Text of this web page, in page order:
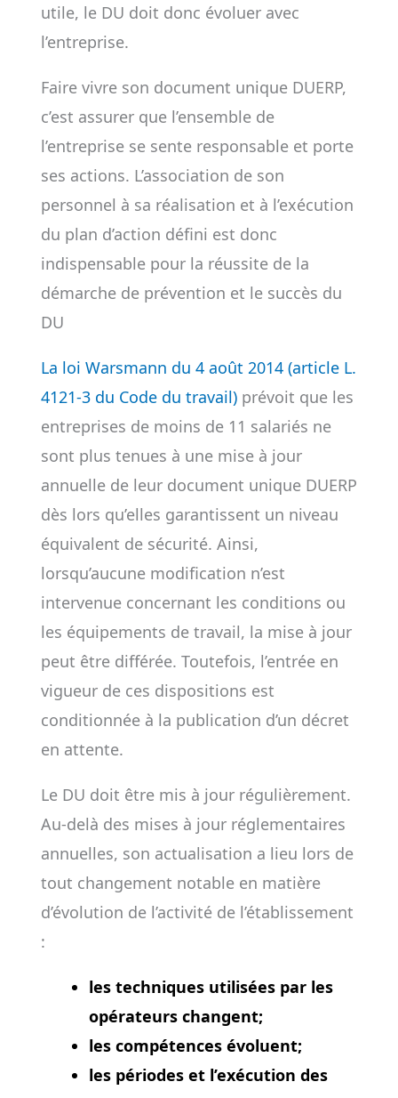
utile, le DU doit donc évoluer avec
l’entreprise.
Faire vivre son document unique DUERP,
c’est assurer que l’ensemble de
l’entreprise se sente responsable et porte
ses actions. L’association de son
personnel à sa réalisation et à l’exécution
du plan d’action défini est donc
indispensable pour la réussite de la
démarche de prévention et le succès du
DU
La loi Warsmann du 4 août 2014 (article L.
4121-3 du Code du travail)prévoit que les
entreprises de moins de 11 salariés ne
sont plus tenues à une mise à jour
annuelle de leur document unique DUERP
dès lors qu’elles garantissent un niveau
équivalent de sécurité. Ainsi,
lorsqu’aucune modification n’est
intervenue concernant les conditions ou
les équipements de travail, la mise à jour
peut être différée. Toutefois, l’entrée en
vigueur de ces dispositions est
conditionnée à la publication d’un décret
en attente.
Le DU doit être mis à jour régulièrement.
Au-delà des mises à jour réglementaires
annuelles, son actualisation a lieu lors de
tout changement notable en matière
d’évolution de l’activité de l’établissement
:
les techniques utilisées par les
opérateurs changent;
les compétences évoluent;
les périodes et l’exécution des